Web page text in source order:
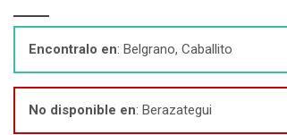
Encontralo en: Belgrano, Caballito
No disponible en: Berazategui